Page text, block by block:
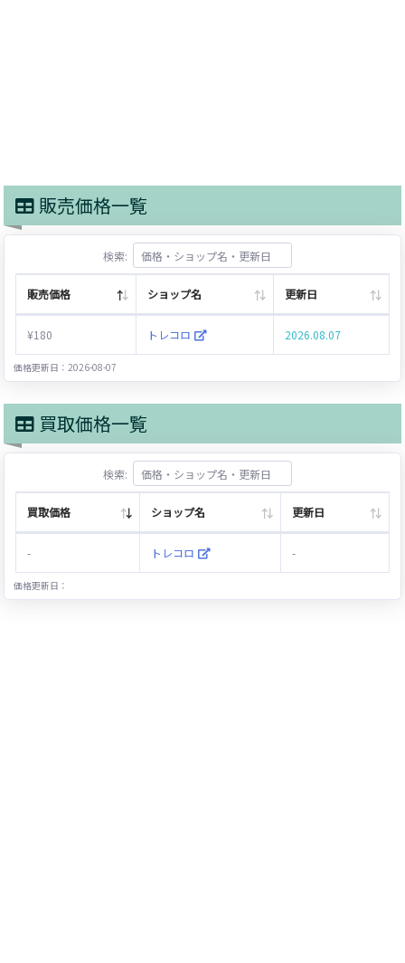
販売価格一覧
検索:
販売価格 ショップ名 更新日
¥180 トレコロ 2026.08.07
価格更新日：2026-08-07
買取価格一覧
検索:
買取価格 ショップ名 更新日
- トレコロ -
価格更新日：